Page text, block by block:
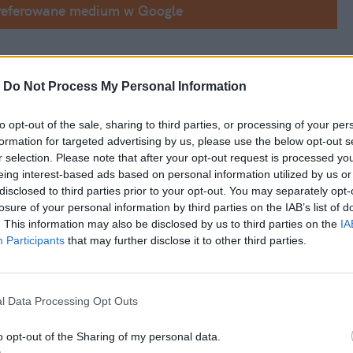
Do Not Process My Personal Information
opt-out of the sale, sharing to third parties, or processing of your
for targeted advertising by us, please use the below opt-out
selection. Please note that after your opt-out request is processed
interest-based ads based on personal information utilized by us
to third parties prior to your opt-out. You may separately
of your personal information by third parties on the IAB’s list of
This information may also be disclosed by us to third parties on the
Participants that may further disclose it to other third parties.
Data Processing Opt Outs
opt-out of the Sharing of my personal data.
medium w Google
Ukrainy i Rosji w sprawie zawieszenia
wynegocjowały 15-punktowy plan
ze starań o członkostwo w
jednocześnie oczekuje gwarancji